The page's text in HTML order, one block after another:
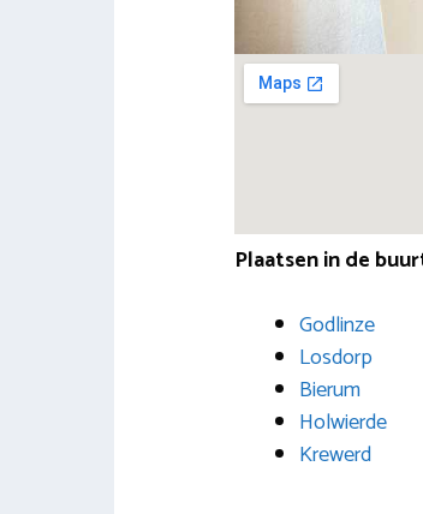
Plaatsen in de
Godlinze
Losdorp
Bierum
Holwierde
Krewerd